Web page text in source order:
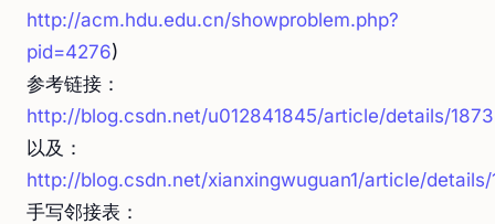
http://acm.hdu.edu.cn/showproblem.php?
pid=4276)
参考链接：
http://blog.csdn.net/u012841845/article/details/
以及：
http://blog.csdn.net/xianxingwuguan1/article/
手写邻接表：